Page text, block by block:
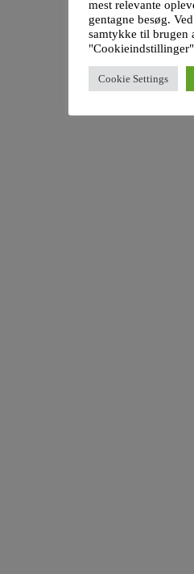
mest relevante
gentagne besøg.
samtykke til brugen
Cookie Settings